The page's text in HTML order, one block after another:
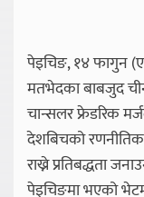
पेइचिङ, १४ फागुन
मतभेदका बाबजुद
चान्सलर फ्रेडरिक
देशबिचको रणनीतिक
राख्ने प्रतिबद्धता
पेइचिङमा भएको